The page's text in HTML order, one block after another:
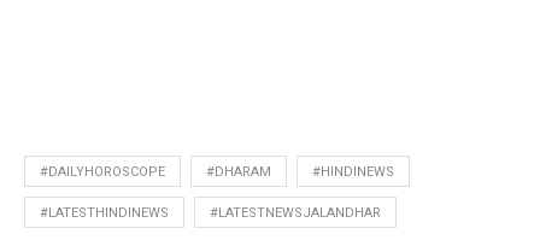
#DAILYHOROSCOPE #DHARAM #HINDINEWS
#LATESTHINDINEWS #LATESTNEWSJALANDHAR